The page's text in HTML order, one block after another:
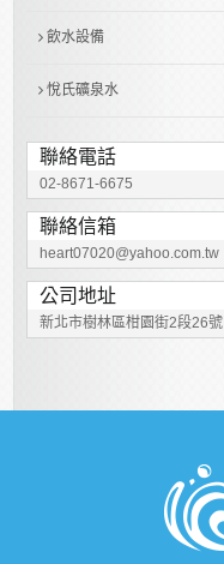
飲水設備
悅氏礦泉水
聯絡電話
02-8671-6675
聯絡信箱
heart07020@yahoo.com.tw
公司地址
新北市樹林區柑園街2段26號